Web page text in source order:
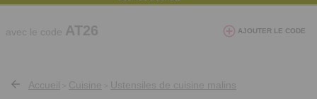
avec le code AT26 AJOUTER LE CODE
Accueil Cuisine Ustensiles de cuisine malins